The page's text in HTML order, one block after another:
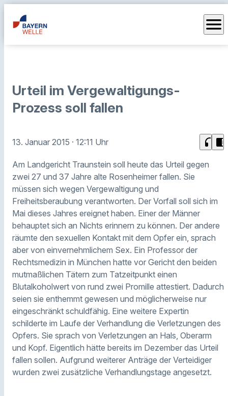
menu
Urteil im Vergewaltigungs-
Prozess soll fallen
13. Januar 2015 · 12:11 Uhr headphones chrome_reader_mode
Am Landgericht Traunstein soll heute das Urteil gegen
zwei 27 und 37 Jahre alte Rosenheimer fallen. Sie
müssen sich wegen Vergewaltigung und
Freiheitsberaubung verantworten. Der Vorfall soll sich im
Mai dieses Jahres ereignet haben. Einer der Männer
behauptet sich an Nichts erinnern zu können. Der andere
räumte den sexuellen Kontakt mit dem Opfer ein, sprach
aber von einvernehmlichem Sex. Ein Professor der
Rechtsmedizin in München hatte vor Gericht den beiden
mutmaßlichen Tätern zum Tatzeitpunkt einen
Blutalkoholwert von rund zwei Promille attestiert. Dadurch
seien sie enthemmt gewesen und möglicherweise nur
eingeschränkt schuldfähig. Eine weitere Expertin
schilderte im Laufe der Verhandlung die Verletzungen des
Opfers. Sie sprach von Verletzungen an Hals, Oberarm
und Kopf. Eigentlich hätte bereits im Dezember das Urteil
fallen sollen. Aufgrund weiterer Anträge der Verteidiger
wurden zwei zusätzliche Verhandlungstage angesetzt.